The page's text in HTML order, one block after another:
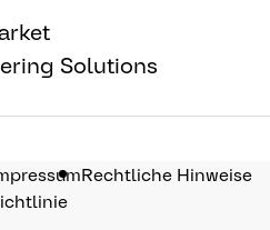
Solutions
Rechtliche Hinweise